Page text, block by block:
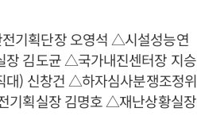
기획단장 오영석 △시설성능연
김도균 △국가내진센터장 지승
) 신창건 △하자심사분쟁조정위
기획실장 김명호 △재난상황실장